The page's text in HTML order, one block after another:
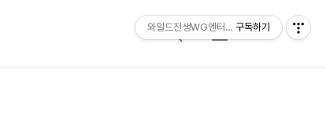
검
메
와일드진생WG엔터테인먼트
구독하기